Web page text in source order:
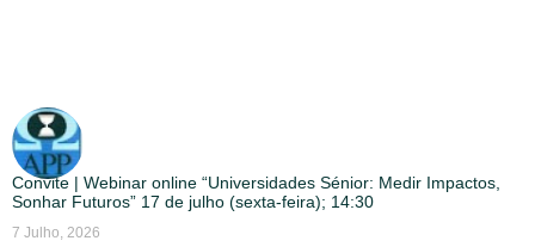
Convite | Webinar online “Universidades Sénior: Medir Impactos,
Sonhar Futuros” 17 de julho (sexta-feira); 14:30
7 Julho, 2026